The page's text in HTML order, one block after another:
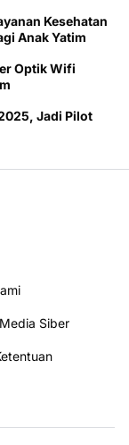
Kesehatan
Anak Yatim
Optik Wifi
Jadi Pilot
Siber